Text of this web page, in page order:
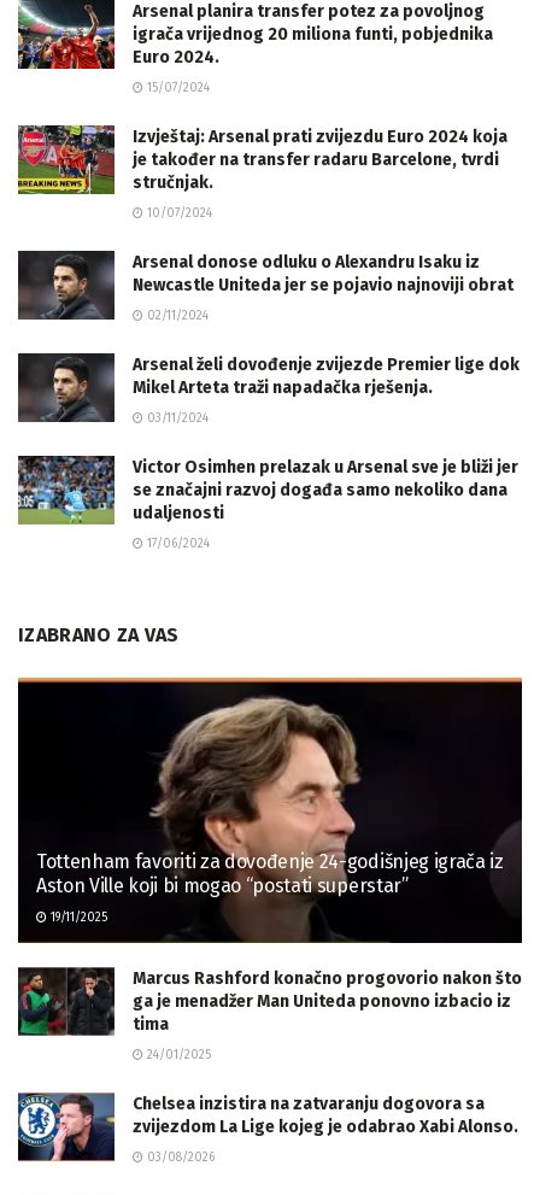
Arsenal planira transfer potez za povoljnog
igrača vrijednog 20 miliona funti, pobjednika
Euro 2024.
15/07/2024
Izvještaj: Arsenal prati zvijezdu Euro 2024 koja
je također na transfer radaru Barcelone, tvrdi
stručnjak.
10/07/2024
Arsenal donose odluku o Alexandru Isaku iz
Newcastle Uniteda jer se pojavio najnoviji obrat
02/11/2024
Arsenal želi dovođenje zvijezde Premier lige dok
Mikel Arteta traži napadačka rješenja.
03/11/2024
Victor Osimhen prelazak u Arsenal sve je bliži jer
se značajni razvoj događa samo nekoliko dana
udaljenosti
17/06/2024
IZABRANO ZA VAS
Tottenham favoriti za dovođenje 24-godišnjeg igrača iz
Aston Ville koji bi mogao “postati superstar”
19/11/2025
Marcus Rashford konačno progovorio nakon što
ga je menadžer Man Uniteda ponovno izbacio iz
tima
24/01/2025
Chelsea inzistira na zatvaranju dogovora sa
zvijezdom La Lige kojeg je odabrao Xabi Alonso.
03/08/2026